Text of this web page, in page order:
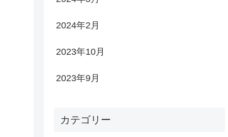
2024年2月
2023年10月
2023年9月
カテゴリー